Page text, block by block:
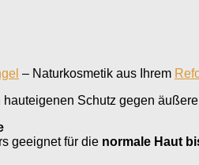
– Naturkosmetik aus Ihrem
Schutz gegen
geeignet für die normale Haut